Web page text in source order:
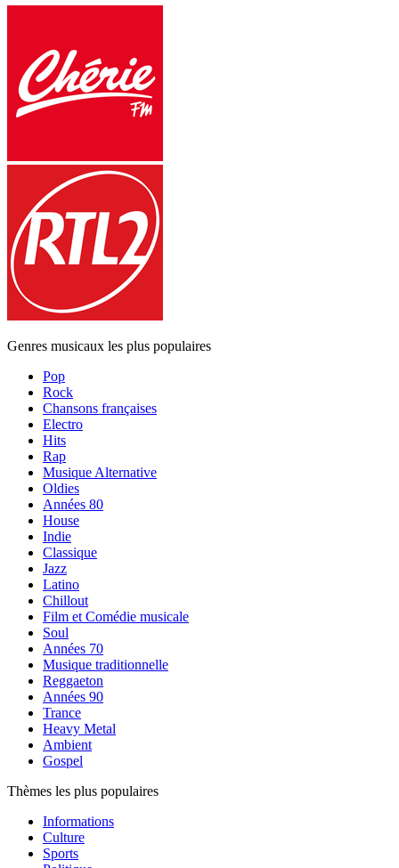
Genres musicaux les plus populaires
Pop
Rock
Chansons françaises
Electro
Hits
Rap
Musique Alternative
Oldies
Années 80
House
Indie
Classique
Jazz
Latino
Chillout
Film et Comédie musicale
Soul
Années 70
Musique traditionnelle
Reggaeton
Années 90
Trance
Heavy Metal
Ambient
Gospel
Thèmes les plus populaires
Informations
Culture
Sports